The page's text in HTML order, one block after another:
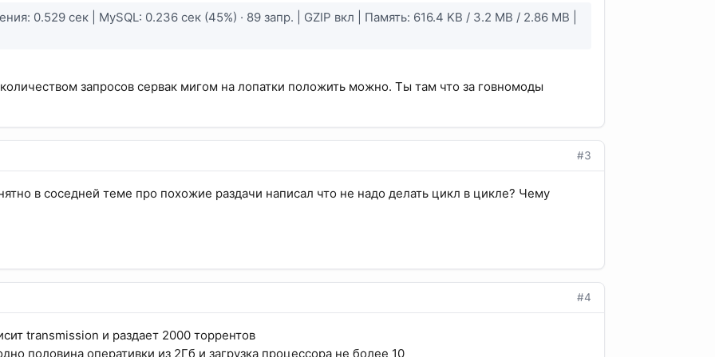
0.529 сек | MySQL: 0.236 сек (45%) · 89 запр. | GZIP вкл | Память: 616.4 KB / 3.2 MB / 2.86 MB |
запросов сервак мигом на лопатки положить можно. Ты там что за говномоды
#3
в соседней теме про похожие раздачи написал что не надо делать цикл в цикле? Чему
#4
transmission и раздает 2000 торрентов
половина оперативки из 2Гб и загрузка процессора не более 10